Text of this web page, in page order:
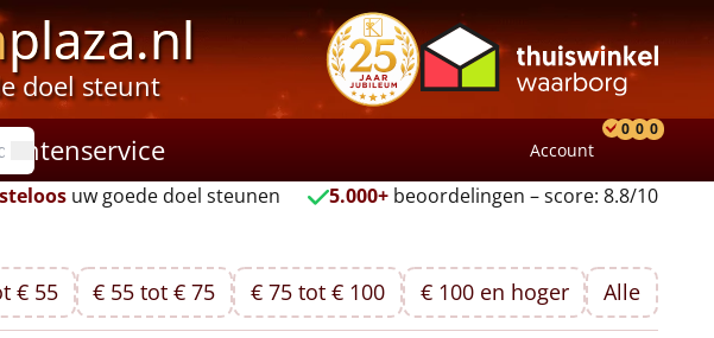
plaza.nl
doel steunt
Account
0 0 0
uw goede doel steunen 5.000+ beoordelingen – score: 8.8/10
€ 55 € 55 tot € 75 € 75 tot € 100 € 100 en hoger Alle